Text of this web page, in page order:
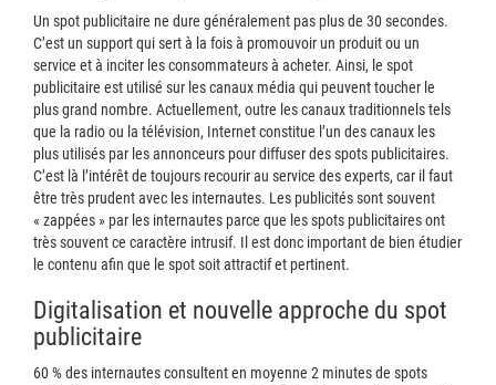
Un spot publicitaire ne dure généralement pas plus de 30 secondes.
C’est un support qui sert à la fois à promouvoir un produit ou un
service et à inciter les consommateurs à acheter. Ainsi, le spot
publicitaire est utilisé sur les canaux média qui peuvent toucher le
plus grand nombre. Actuellement, outre les canaux traditionnels tels
que la radio ou la télévision, Internet constitue l’un des canaux les
plus utilisés par les annonceurs pour diffuser des spots publicitaires.
C’est là l’intérêt de toujours recourir au service des experts, car il faut
être très prudent avec les internautes. Les publicités sont souvent
« zappées » par les internautes parce que les spots publicitaires ont
très souvent ce caractère intrusif. Il est donc important de bien étudier
le contenu afin que le spot soit attractif et pertinent.
Digitalisation et nouvelle approche du spot
publicitaire
60 % des internautes consultent en moyenne 2 minutes de spots